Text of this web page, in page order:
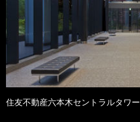
住友不動産六本木セントラルタワー